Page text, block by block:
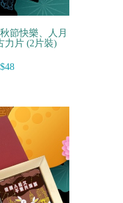
節快樂、人月
力片 (2片裝)